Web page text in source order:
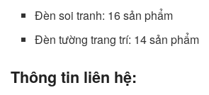
Đèn soi tranh: 16 sản phẩm
Đèn tường trang trí: 14 sản phẩm
Thông tin liên hệ: